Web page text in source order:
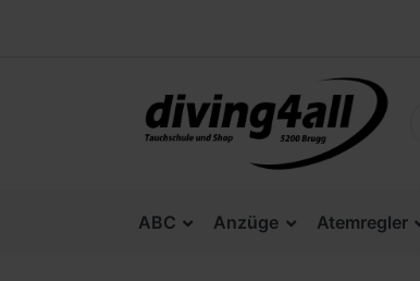
ABC Anzüge Atemregler